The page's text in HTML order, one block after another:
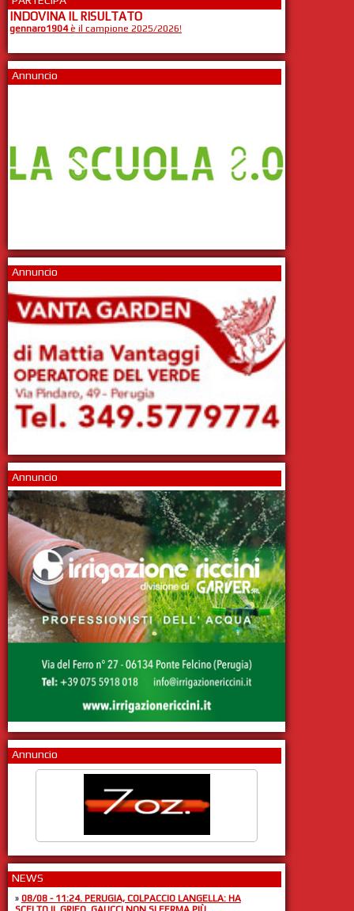
INDOVINA IL RISULTATO
gennaro1904è il campione 2025/2026!
Annuncio
Annuncio
Annuncio
Annuncio
NEWS
» 08/08 - 11:24. PERUGIA, COLPACCIO LANGELLA: HA